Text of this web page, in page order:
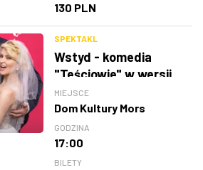
130 PLN
SPEKTAKL
Wstyd - komedia
"Teściowie" w wersji
teatralnej
MIEJSCE
Dom Kultury Mors
GODZINA
17:00
BILETY